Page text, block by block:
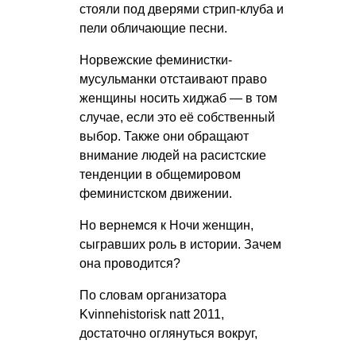
стояли под дверями стрип-клуба и
пели обличающие песни.
Норвежские феминистки-
мусульманки отстаивают право
женщины носить хиджаб — в том
случае, если это её собственный
выбор. Также они обращают
внимание людей на расистские
тенденции в общемировом
феминистском движении.
Но вернемся к Ночи женщин,
сыгравших роль в истории. Зачем
она проводится?
По словам организатора
Kvinnehistorisk natt 2011,
достаточно оглянуться вокруг,